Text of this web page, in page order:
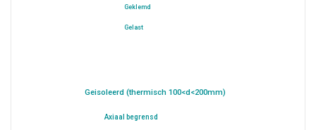
Geklemd
Gelast
Geisoleerd (thermisch 100<d<200mm)
Axiaal begrensd